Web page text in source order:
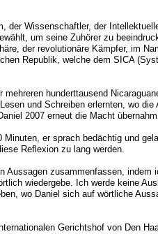
der Wissenschaftler, der
um seine Zuhörer zu
der revolutionäre Kämpfer, im
Republik, welche dem SICA
mehreren hunderttausend
und Schreiben erlernten, wo
2007 erneut die Macht
Minuten, er sprach bedächtig und
Reflexion zu lang werden.
Aussagen zusammenfassen, indem
wiedergebe. Ich werde keine
wo Daniel sich auf wörtliche
Gerichtshof von Den